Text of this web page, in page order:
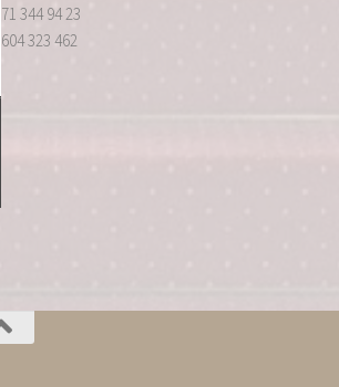
71 344 94 23
604 323 462